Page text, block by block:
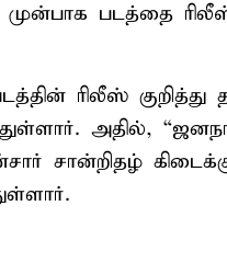
முன்பாக படத்தை
ரிலீஸ் குறித்து
அதில்,
சான்றிதழ்